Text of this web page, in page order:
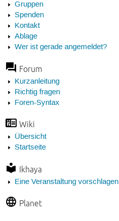
Gruppen
Spenden
Kontakt
Ablage
Wer ist gerade angemeldet?
Forum
Kurzanleitung
Richtig fragen
Foren-Syntax
Wiki
Übersicht
Startseite
Ikhaya
Eine Veranstaltung vorschlagen
Planet